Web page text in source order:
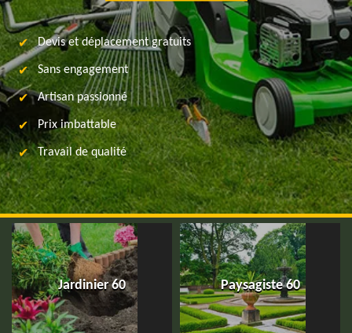
Devis et déplacement gratuits
Sans engagement
Artisan passionné
Prix imbattable
Travail de qualité
Jardinier 60 Paysagiste 60